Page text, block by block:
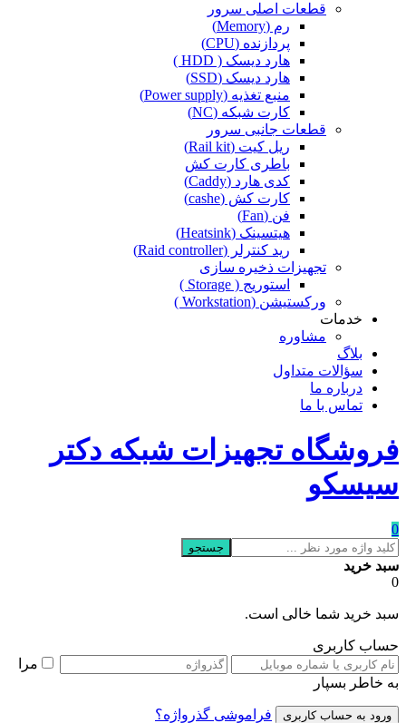
قطعات اصلی سرور
رم (Memory)
پردازنده (CPU)
هارد دیسک ( HDD )
هارد دیسک (SSD)
منبع تغذیه (Power supply)
کارت شبکه (NC)
قطعات جانبی سرور
ریل کیت (Rail kit)
باطری کارت کش
کدی هارد (Caddy)
کارت کش (cashe)
فن (Fan)
هیتسینک (Heatsink)
رید کنترلر (Raid controller)
تجهیزات ذخیره سازی
استوریج ( Storage )
ورکستیشن (Workstation )
خدمات
مشاوره
بلاگ
سؤالات متداول
درباره ما
تماس با ما
فروشگاه تجهیزات شبکه دکتر
سیسکو
0
جستجو
سبد خرید
0
سبد خرید شما خالی است.
حساب کاربری
مرا
به خاطر بسپار
فراموشی گذرواژه؟